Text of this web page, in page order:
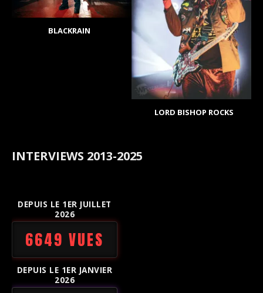
BLACKRAIN
LORD BISHOP ROCKS
INTERVIEWS 2013-2025
DEPUIS LE 1ER JUILLET
2026
6649 VUES
DEPUIS LE 1ER JANVIER
2026